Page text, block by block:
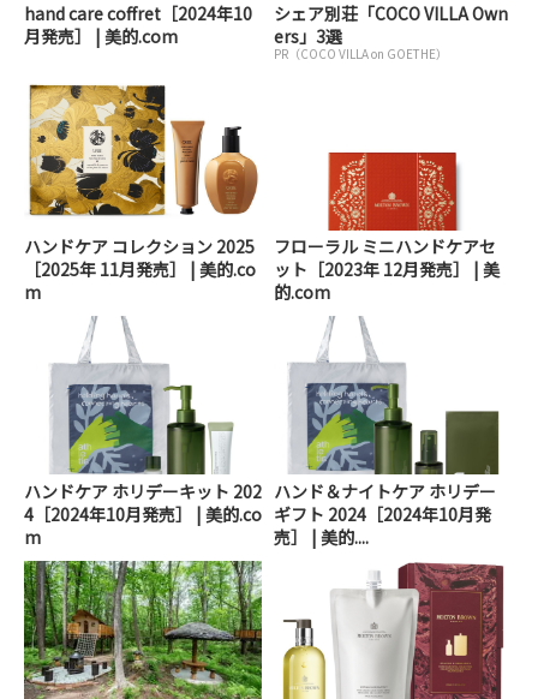
hand care coffret［2024年10
月発売］ | 美的.com
シェア別荘「COCO VILLA Own
ers」3選
PR（COCO VILLA on GOETHE）
ハンドケア コレクション 2025
［2025年 11月発売］ | 美的.co
m
フローラル ミニハンドケアセ
ット［2023年 12月発売］ | 美
的.com
ハンドケア ホリデーキット 202
4［2024年10月発売］ | 美的.co
m
ハンド＆ナイトケア ホリデー
ギフト 2024［2024年10月発
売］ | 美的....